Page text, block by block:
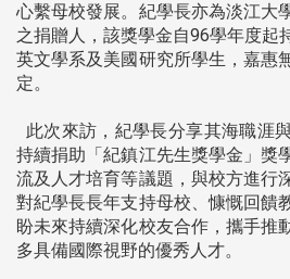
心繫母校發展。紀學長亦為淡江大
之捐贈人，該獎學金自96學年度起
英文學系及美國研究所學生，嘉惠
定。
此次來訪，紀學長分享其海職涯
持續捐助「紀鎮江先生獎學金」獎
流及人才培育等議題，與校方進行
對紀學長長年支持母校、慷慨回饋
盼未來持續深化校友合作，攜手推
多具備國際視野的優秀人才。